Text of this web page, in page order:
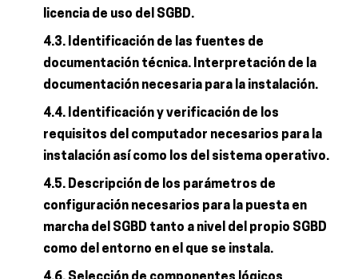
licencia de uso del SGBD.
4.3. Identificación de las fuentes de
documentación técnica. Interpretación de la
documentación necesaria para la instalación.
4.4. Identificación y verificación de los
requisitos del computador necesarios para la
instalación así como los del sistema operativo.
4.5. Descripción de los parámetros de
configuración necesarios para la puesta en
marcha del SGBD tanto a nivel del propio SGBD
como del entorno en el que se instala.